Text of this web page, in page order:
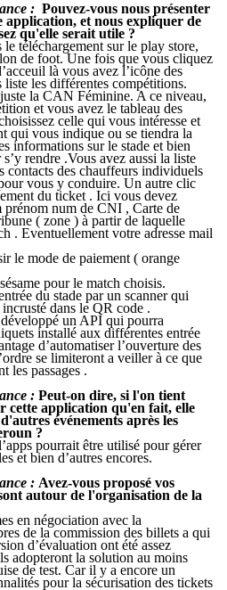
: Pouvez-vous nous présenter
application, et nous expliquer de
qu'elle serait utile ?
le téléchargement sur le play store,
de foot. Une fois que vous cliquez
là vous avez l’icône des
les différentes compétitions.
la CAN Féminine. A ce niveau,
et vous avez le tableau des
celle qui vous intéresse et
qui vous indique ou se tiendra la
informations sur le stade et bien
rendre .Vous avez aussi la liste
contacts des chauffeurs individuels
vous y conduire. Un autre clic
du ticket . Ici vous devez
num de CNI , Carte de
( zone ) à partir de laquelle
. Eventuellement votre adresse mail
le mode de paiement ( orange
pour le match choisis.
du stade par un scanner qui
dans le QR code .
un API qui pourra
installé aux différentes entrée
d’automatiser l’ouverture des
se limiteront a veiller à ce que
les passages .
: Peut-on dire, si l'on tient
cette application qu'en fait, elle
événements après les
?
pourrait être utilisé pour gérer
et bien d’autres encores.
: Avez-vous proposé vos
autour de l'organisation de la
en négociation avec la
de la commission des billets a qui
d’évaluation ont été assez
adopteront la solution au moins
de test. Car il y a encore un
pour la sécurisation des tickets